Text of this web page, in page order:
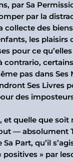
par Sa
par la
collecte des
les plaisirs
pour ce
contrario,
pas dans Ses
Ses Livres
des
et quelle que
— absolument
Part, qu’il
» par